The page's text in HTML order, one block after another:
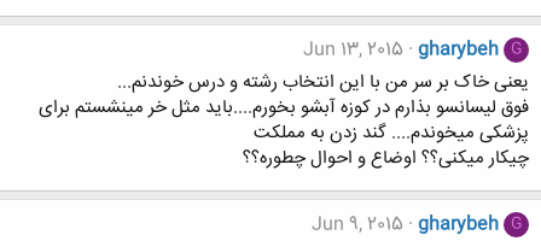
G
gharybeh
Jun 13, 2015
یعنی خاک بر سر من با این انتخاب رشته و درس خوندنم...
فوق لیسانسو بذارم در کوزه آبشو بخورم....باید مثل خر مینشستم برای
پزشکی میخوندم.... گند زدن به مملکت
چیکار میکنی؟؟ اوضاع و احوال چطوره؟؟
G
gharybeh
Jun 9, 2015